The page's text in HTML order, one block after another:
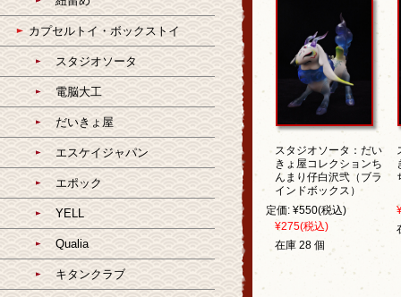
スタジオソータ：だい
きょ屋コレクションち
んまり仔白沢弐（ブラ
インドボックス）
定価: ¥550(税込)
¥275(税込)
在庫 28 個
カプセルトイ・ボックストイ
スタジオソータ
電脳大工
だいきょ屋
エスケイジャパン
エポック
YELL
Qualia
キタンクラブ